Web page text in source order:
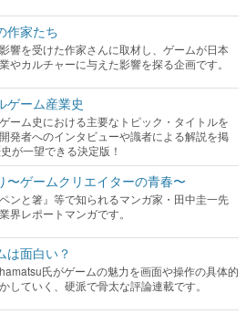
作家たち
響を受けた作家さんに取材し、ゲームが日本
やカルチャーに与えた影響を探る企画です。
ゲーム産業史
ーム史における主要なトピック・タイトルを
発者へのインタビューや識者による解説を掲
が一望できる決定版！
〜ゲームクリエイターの青春〜
ンと箸』等で知られるマンガ家・田中圭一先
界レポートマンガです。
は面白い？
氏がゲームの魅力を画面や操作の具体的
していく、硬派で骨太な評論連載です。